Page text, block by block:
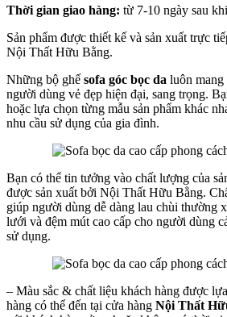
Thời gian giao hàng: từ 7-10 ngày sau
Sản phẩm được thiết kế và sản xuất trực
Nội Thất Hữu Bằng.
Những bộ ghế sofa góc bọc da luôn mang
người dùng vẻ đẹp hiện đại, sang trọng.
hoặc lựa chọn từng mẫu sản phẩm khác
nhu cầu sử dụng của gia đình.
Bạn có thể tin tưởng vào chất lượng của
được sản xuất bởi Nội Thất Hữu Bằng.
giúp người dùng dễ dàng lau chùi thường
lưới và đệm mút cao cấp cho người dùng
sử dụng.
– Màu sắc & chất liệu khách hàng được
hàng có thể đến tại cửa hàng Nội Thất